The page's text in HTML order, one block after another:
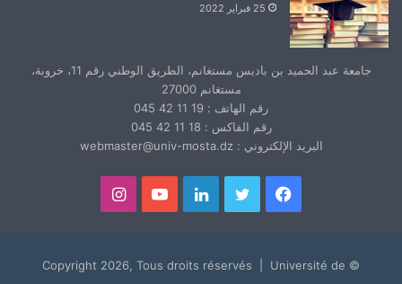
25 فبراير 2022
جامعة عبد الحميد بن باديس مستغانم، الطريق الوطني رقم 11، خروبة،
مستغانم 27000
رقم الهاتف : 19 11 42 045
رقم الفاكس : 18 11 42 045
البريد الإلكتروني : webmaster@univ-mosta.dz
فيسبوك تويتر لينكدإنيوتيوبانستقرام
© Copyright 2026, Tous droits réservés | Université de